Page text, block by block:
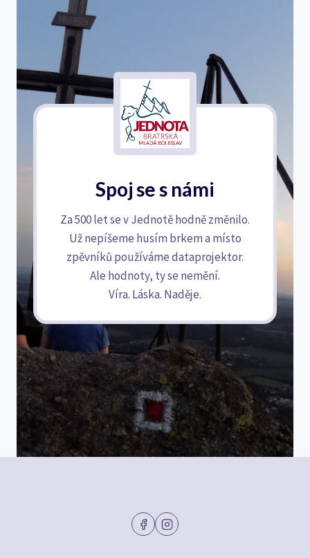
Spoj se s námi
Za 500 let se v Jednotě hodně změnilo.
Už nepíšeme husím brkem a místo
zpěvníků používáme dataprojektor.
Ale hodnoty, ty se nemění.
Víra. Láska. Naděje.